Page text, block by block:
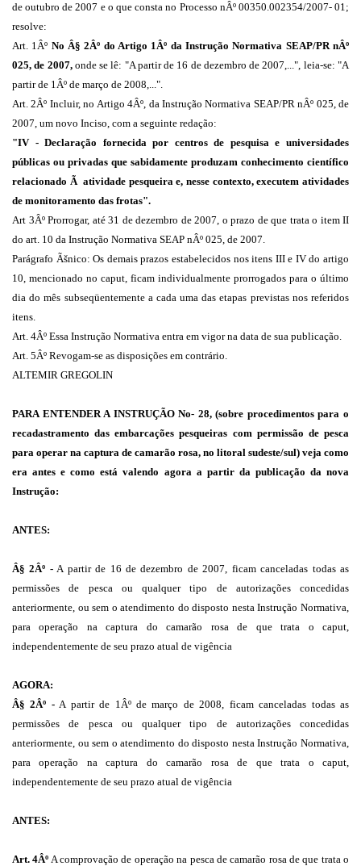
de outubro de 2007 e o que consta no Processo nÂº 00350.002354/2007- 01;
resolve:
Art. 1Âº No Â§ 2Âº do Artigo 1Âº da Instrução Normativa SEAP/PR nÂº
025, de 2007,onde se lê: "A partir de 16 de dezembro de 2007,...", leia-se: "A
partir de 1Âº de março de 2008,...".
Art. 2Âº Incluir, no Artigo 4Âº, da Instrução Normativa SEAP/PR nÂº 025, de
2007, um novo Inciso, com a seguinte redação:
"IV - Declaração fornecida por centros de pesquisa e universidades
públicas ou privadas que sabidamente produzam conhecimento científico
relacionado Ã atividade pesqueira e, nesse contexto, executem atividades
de monitoramento das frotas".
Art 3Âº Prorrogar, até 31 de dezembro de 2007, o prazo de que trata o item II
do art. 10 da Instrução Normativa SEAP nÂº 025, de 2007.
Parágrafo Ãšnico: Os demais prazos estabelecidos nos itens III e IV do artigo
10, mencionado no caput, ficam individualmente prorrogados para o último
dia do mês subseqüentemente a cada uma das etapas previstas nos referidos
itens.
Art. 4Âº Essa Instrução Normativa entra em vigor na data de sua publicação.
Art. 5Âº Revogam-se as disposições em contrário.
ALTEMIR GREGOLIN
PARA ENTENDER A INSTRUÇÃO No- 28, (sobre procedimentos para o
recadastramento das embarcações pesqueiras com permissão de pesca
para operar na captura de camarão rosa, no litoral sudeste/sul) veja como
era antes e como está valendo agora a partir da publicação da nova
Instrução:
ANTES:
Â§ 2Âº -A partir de 16 de dezembro de 2007, ficam canceladas todas as
permissões de pesca ou qualquer tipo de autorizações concedidas
anteriormente, ou sem o atendimento do disposto nesta Instrução Normativa,
para operação na captura do camarão rosa de que trata o caput,
independentemente de seu prazo atual de vigência
AGORA:
Â§ 2Âº -A partir de 1Âº de março de 2008, ficam canceladas todas as
permissões de pesca ou qualquer tipo de autorizações concedidas
anteriormente, ou sem o atendimento do disposto nesta Instrução Normativa,
para operação na captura do camarão rosa de que trata o caput,
independentemente de seu prazo atual de vigência
ANTES:
Art. 4Âº A comprovação de operação na pesca de camarão rosa de que trata o